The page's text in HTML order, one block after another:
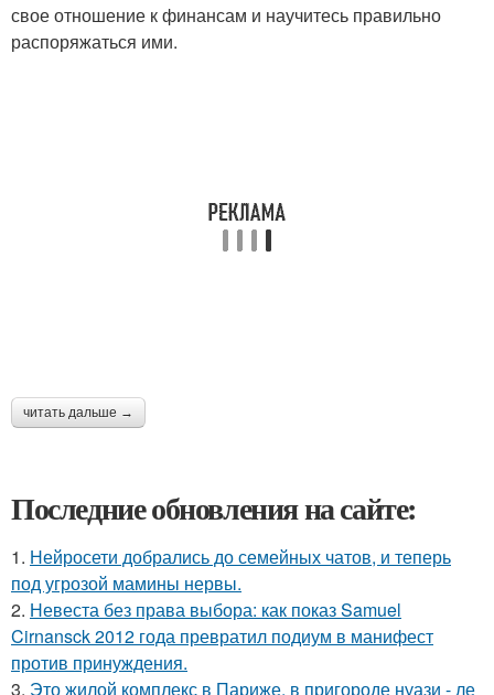
свое отношение к финансам и научитесь правильно
распоряжаться ими.
читать дальше →
Последние обновления на сайте:
1. Нейросети добрались до семейных чатов, и теперь
под угрозой мамины нервы.
2. Невеста без права выбора: как показ Samuel
Cirnansck 2012 года превратил подиум в манифест
против принуждения.
3. Это жилой комплекс в Париже, в пригороде нуази - ле